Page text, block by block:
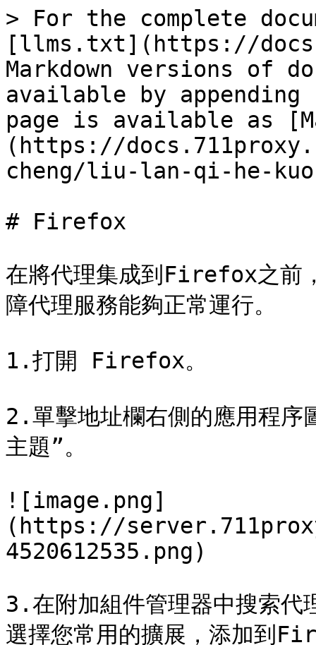
> For the complete
[llms.txt](https://
Markdown versions of
available by
page is available as
(https://
cheng/liu-lan-qi-he-
# Firefox
在將代理集成到Firefox之前
障代理服務能夠正常運行。
1.打開 Firefox。
2.單擊地址欄右側的應用程序
主題”。
![image.png]
(https://
4520612535.png)
3.在附加組件管理器中搜索代
選擇您常用的擴展，添加到